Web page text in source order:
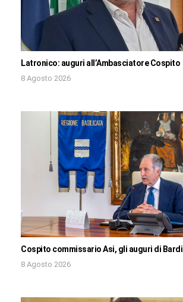
Latronico: auguri all’Ambasciatore Cospito
8 Agosto 2026
Cospito commissario Asi, gli auguri di Bardi
8 Agosto 2026